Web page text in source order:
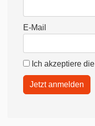
E-Mail
Ich akzeptiere die
Jetzt anmelden